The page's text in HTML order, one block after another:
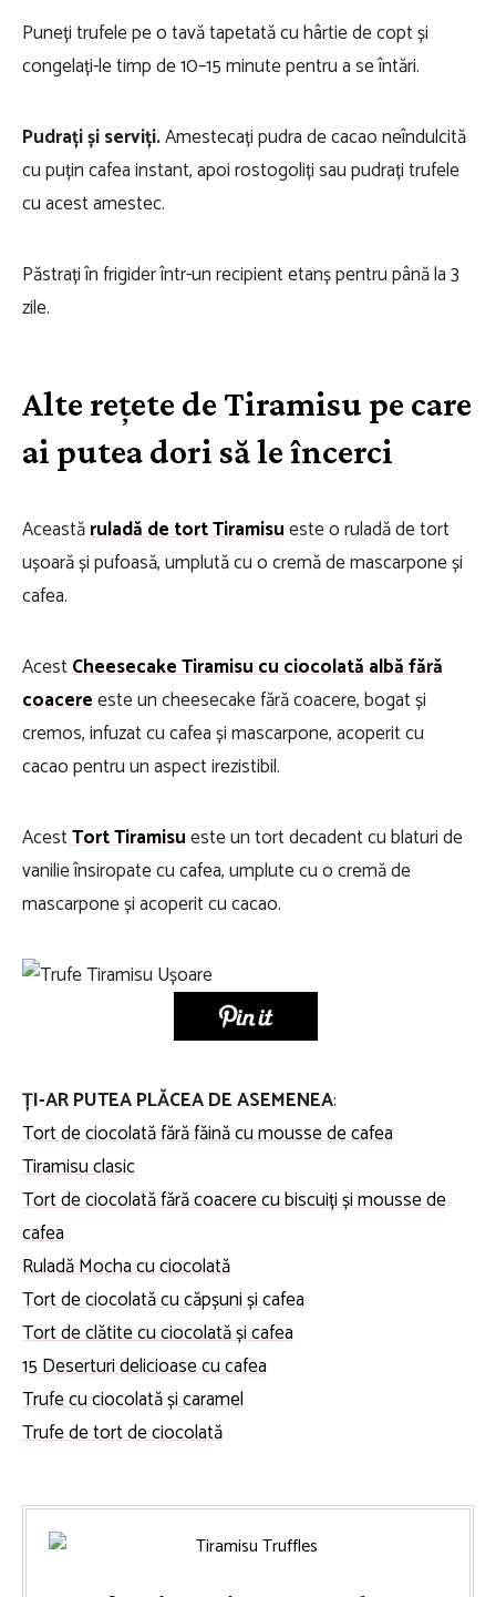
Puneți trufele pe o tavă tapetată cu hârtie de copt și
congelați-le timp de 10–15 minute pentru a se întări.
Pudrați și serviți.Amestecați pudra de cacao neîndulcită
cu puțin cafea instant, apoi rostogoliți sau pudrați trufele
cu acest amestec.
Păstrați în frigider într-un recipient etanș pentru până la 3
zile.
Alte rețete de Tiramisu pe care
ai putea dori să le încerci
Aceastăruladă de tort Tiramisueste o ruladă de tort
ușoară și pufoasă, umplută cu o cremă de mascarpone și
cafea.
AcestCheesecake Tiramisu cu ciocolată albă fără
coacereeste un cheesecake fără coacere, bogat și
cremos, infuzat cu cafea și mascarpone, acoperit cu
cacao pentru un aspect irezistibil.
AcestTort Tiramisueste un tort decadent cu blaturi de
vanilie însiropate cu cafea, umplute cu o cremă de
mascarpone și acoperit cu cacao.
ȚI-AR PUTEA PLĂCEA DE ASEMENEA:
Tort de ciocolată fără făină cu mousse de cafea
Tiramisu clasic
Tort de ciocolată fără coacere cu biscuiți și mousse de
cafea
Ruladă Mocha cu ciocolată
Tort de ciocolată cu căpșuni și cafea
Tort de clătite cu ciocolată și cafea
15 Deserturi delicioase cu cafea
Trufe cu ciocolată și caramel
Trufe de tort de ciocolată